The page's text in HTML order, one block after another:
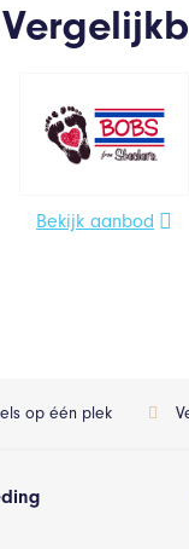
Bekijk aanbod
op één plek